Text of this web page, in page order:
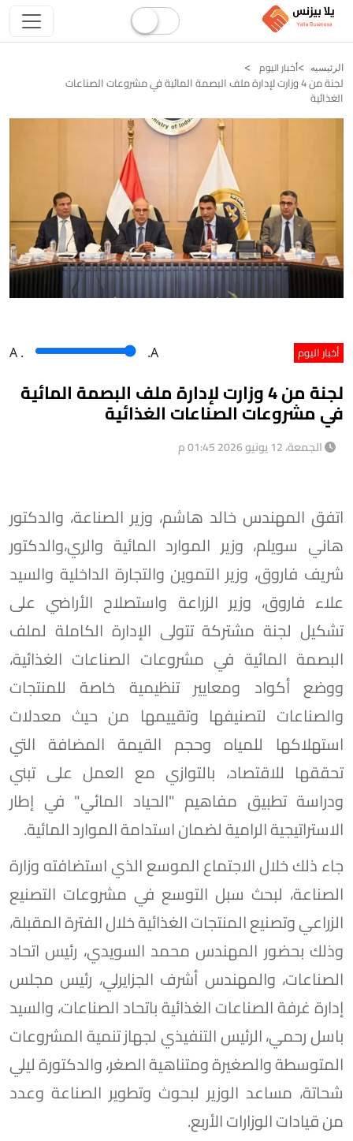
الرئيسيه أخبار اليوم
لجنة من 4 وزارت لإدارة ملف البصمة المائية في مشروعات الصناعات
الغذائية
أخبار اليوم A . .A
لجنة من 4 وزارت لإدارة ملف البصمة المائية
في مشروعات الصناعات الغذائية
الجمعة، 12 يونيو 2026 01:45 م
اتفق المهندس خالد هاشم، وزير الصناعة، والدكتور
هاني سويلم، وزير الموارد المائية والري،والدكتور
شريف فاروق، وزير التموين والتجارة الداخلية والسيد
علاء فاروق، وزير الزراعة واستصلاح الأراضي على
تشكيل لجنة مشتركة تتولى الإدارة الكاملة لملف
البصمة المائية في مشروعات الصناعات الغذائية،
ووضع أكواد ومعايير تنظيمية خاصة للمنتجات
والصناعات لتصنيفها وتقييمها من حيث معدلات
استهلاكها للمياه وحجم القيمة المضافة التي
تحققها للاقتصاد، بالتوازي مع العمل على تبني
ودراسة تطبيق مفاهيم "الحياد المائي" في إطار
الاستراتيجية الرامية لضمان استدامة الموارد المائية.
جاء ذلك خلال الاجتماع الموسع الذي استضافته وزارة
الصناعة، لبحث سبل التوسع في مشروعات التصنيع
الزراعي وتصنيع المنتجات الغذائية خلال الفترة المقبلة،
وذلك بحضور المهندس محمد السويدي، رئيس اتحاد
الصناعات، والمهندس أشرف الجزايرلي، رئيس مجلس
إدارة غرفة الصناعات الغذائية باتحاد الصناعات، والسيد
باسل رحمي، الرئيس التنفيذي لجهاز تنمية المشروعات
المتوسطة والصغيرة ومتناهية الصغر، والدكتورة ليلي
شحاتة، مساعد الوزير لبحوث وتطوير الصناعة وعدد
من قيادات الوزارات الأربع.